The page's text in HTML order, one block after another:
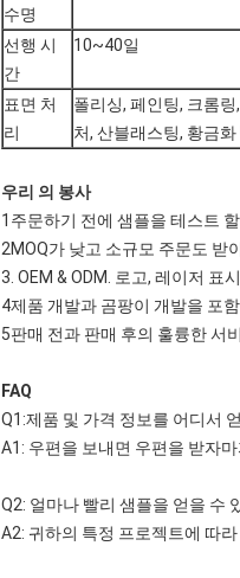
수명
선행 시
간
10~40일
표면 처
리
폴리싱, 페인팅, 크롬
처, 산블래스팅, 황금화
우리 의 봉사
1주문하기 전에 샘플을 테스트
2MOQ가 낮고 소규모 주문도 받
3. OEM & ODM. 로고, 레이저 표
4제품 개발과 곰팡이 개발을 포
5판매 전과 판매 후의 훌륭한 서
FAQ
Q1:제품 및 가격 정보를 어디서
A1: 우편을 보내면 우편을 받자
Q2: 얼마나 빨리 샘플을 얻을 수
A2: 귀하의 특정 프로젝트에 따